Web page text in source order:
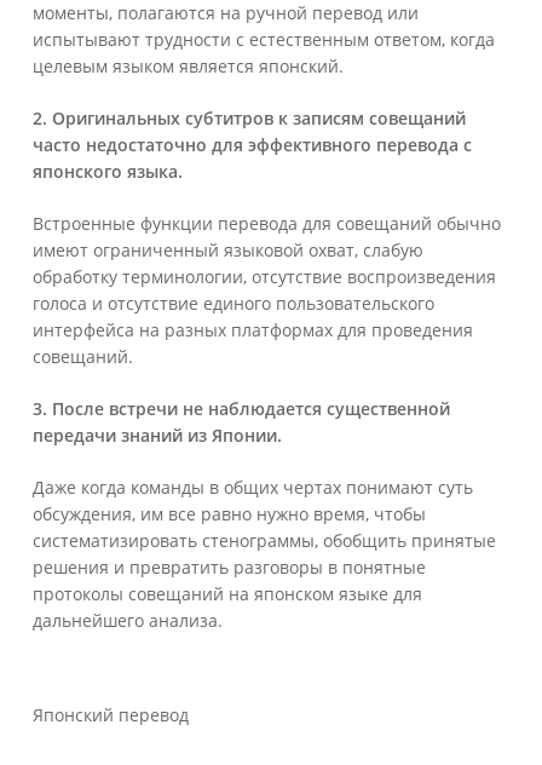
моменты, полагаются на ручной перевод или
испытывают трудности с естественным ответом, когда
целевым языком является японский.
2. Оригинальных субтитров к записям совещаний
часто недостаточно для эффективного перевода с
японского языка.
Встроенные функции перевода для совещаний обычно
имеют ограниченный языковой охват, слабую
обработку терминологии, отсутствие воспроизведения
голоса и отсутствие единого пользовательского
интерфейса на разных платформах для проведения
совещаний.
3. После встречи не наблюдается существенной
передачи знаний из Японии.
Даже когда команды в общих чертах понимают суть
обсуждения, им все равно нужно время, чтобы
систематизировать стенограммы, обобщить принятые
решения и превратить разговоры в понятные
протоколы совещаний на японском языке для
дальнейшего анализа.
Японский перевод